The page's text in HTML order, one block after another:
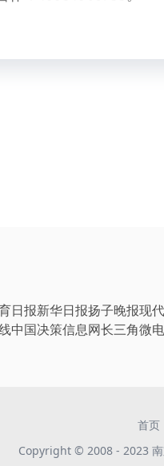
日报新华日报扬子晚报现
中国决策信息网长三角微
首页
Copyright © 2008 - 2023